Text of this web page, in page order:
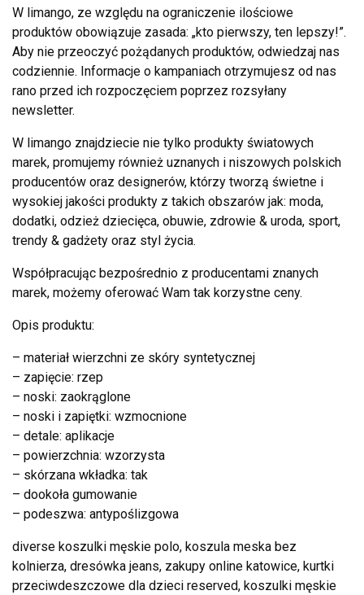
W limango, ze względu na ograniczenie ilościowe
produktów obowiązuje zasada: „kto pierwszy, ten lepszy!”.
Aby nie przeoczyć pożądanych produktów, odwiedzaj nas
codziennie. Informacje o kampaniach otrzymujesz od nas
rano przed ich rozpoczęciem poprzez rozsyłany
newsletter.
W limango znajdziecie nie tylko produkty światowych
marek, promujemy również uznanych i niszowych polskich
producentów oraz designerów, którzy tworzą świetne i
wysokiej jakości produkty z takich obszarów jak: moda,
dodatki, odzież dziecięca, obuwie, zdrowie & uroda, sport,
trendy & gadżety oraz styl życia.
Współpracując bezpośrednio z producentami znanych
marek, możemy oferować Wam tak korzystne ceny.
Opis produktu:
– materiał wierzchni ze skóry syntetycznej
– zapięcie: rzep
– noski: zaokrąglone
– noski i zapiętki: wzmocnione
– detale: aplikacje
– powierzchnia: wzorzysta
– skórzana wkładka: tak
– dookoła gumowanie
– podeszwa: antypoślizgowa
diverse koszulki męskie polo, koszula meska bez
kolnierza, dresówka jeans, zakupy online katowice, kurtki
przeciwdeszczowe dla dzieci reserved, koszulki męskie